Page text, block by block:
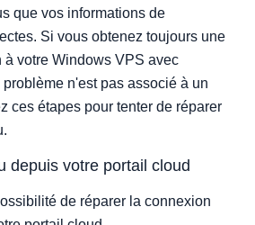
que vos informations de
Si vous obtenez toujours une
à votre Windows VPS avec
n'est pas associé à un
ces étapes pour tenter de réparer
depuis votre portail cloud
de réparer la connexion